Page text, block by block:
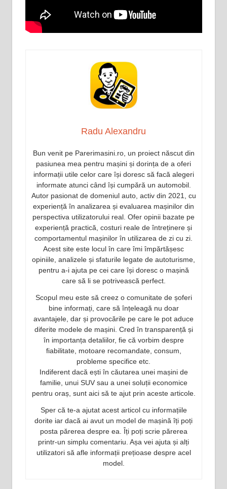
Radu Alexandru
Bun venit pe Parerimasini.ro, un proiect născut din
pasiunea mea pentru mașini și dorința de a oferi
informații utile celor care își doresc să facă alegeri
informate atunci când își cumpără un automobil.
Autor pasionat de domeniul auto, activ din 2021, cu
experiență în analizarea și evaluarea mașinilor din
perspectiva utilizatorului real. Ofer opinii bazate pe
experiență practică, costuri reale de întreținere și
comportamentul mașinilor în utilizarea de zi cu zi.
Acest site este locul în care îmi împărtășesc
opiniile, analizele și sfaturile legate de autoturisme,
pentru a-i ajuta pe cei care își doresc o mașină
care să li se potrivească perfect.
Scopul meu este să creez o comunitate de șoferi
bine informați, care să înțeleagă nu doar
avantajele, dar și provocările pe care le pot aduce
diferite modele de mașini. Cred în transparență și
în importanța detaliilor, fie că vorbim despre
fiabilitate, motoare recomandate, consum,
probleme specifice etc.
Indiferent dacă ești în căutarea unei mașini de
familie, unui SUV sau a unei soluții economice
pentru oraș, sunt aici să te ajut prin aceste articole.
Sper că te-a ajutat acest articol cu informațiile
dorite iar dacă ai avut un model de mașină îți poți
posta părerea despre ea. Îți poți scrie părerea
printr-un simplu comentariu. Așa vei ajuta și alți
utilizatori să afle informații prețioase despre acel
model.